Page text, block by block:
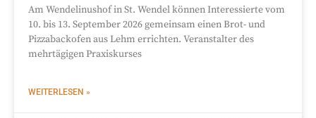
Am Wendelinushof in St. Wendel können Interessierte vom
10. bis 13. September 2026 gemeinsam einen Brot- und
Pizzabackofen aus Lehm errichten. Veranstalter des
mehrtägigen Praxiskurses
WEITERLESEN »